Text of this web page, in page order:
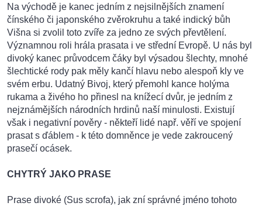
Na východě je kanec jedním z nejsilnějších znamení
čínského či japonského zvěrokruhu a také indický bůh
Višna si zvolil toto zvíře za jedno ze svých převtělení.
Významnou roli hrála prasata i ve střední Evropě. U nás byl
divoký kanec průvodcem čáky byl výsadou šlechty, mnohé
šlechtické rody pak měly kančí hlavu nebo alespoň kly ve
svém erbu. Udatný Bivoj, který přemohl kance holýma
rukama a živého ho přinesl na knížecí dvůr, je jedním z
nejznámějších národních hrdinů naší minulosti. Existují
však i negativní pověry - někteří lidé např. věří ve spojení
prasat s ďáblem - k této domněnce je vede zakroucený
prasečí ocásek.
CHYTRÝ JAKO PRASE
Prase divoké (Sus scrofa), jak zní správné jméno tohoto